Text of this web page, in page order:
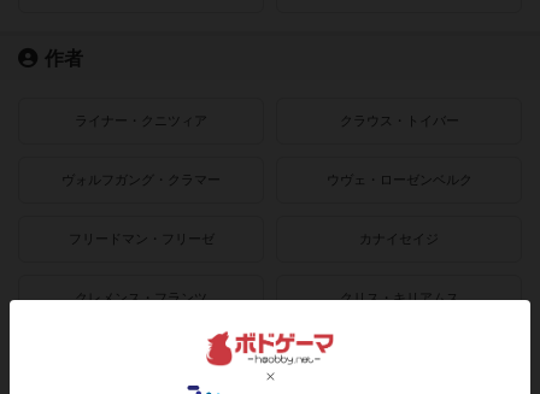
作者
ライナー・クニツィア クラウス・トイバー
ヴォルフガング・クラマー ウヴェ・ローゼンベルク
フリードマン・フリーゼ カナイセイジ
クレメンス・フランツ クリス・キリアムス
ボドゲーマのアプリ版はこちら